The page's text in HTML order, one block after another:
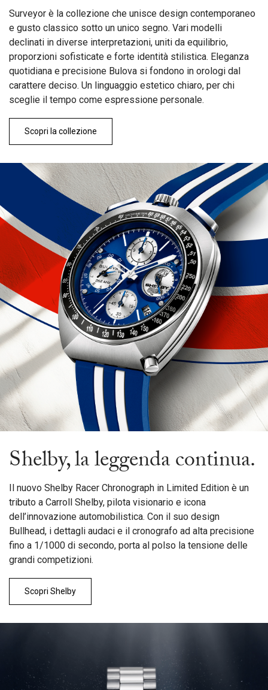
Surveyor è la collezione che unisce design contemporaneo
e gusto classico sotto un unico segno. Vari modelli
declinati in diverse interpretazioni, uniti da equilibrio,
proporzioni sofisticate e forte identità stilistica. Eleganza
quotidiana e precisione Bulova si fondono in orologi dal
carattere deciso. Un linguaggio estetico chiaro, per chi
sceglie il tempo come espressione personale.
Scopri la collezione
Shelby, la leggenda continua.
Il nuovo Shelby Racer Chronograph in Limited Edition è un
tributo a Carroll Shelby, pilota visionario e icona
dell’innovazione automobilistica. Con il suo design
Bullhead, i dettagli audaci e il cronografo ad alta precisione
fino a 1/1000 di secondo, porta al polso la tensione delle
grandi competizioni.
Scopri Shelby